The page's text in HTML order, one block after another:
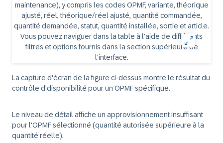
La capture d'écran de la figure ci-dessus montre le résultat du
contrôle d'disponibilité pour un OPMF spécifique.
Le niveau de détail affiche un approvisionnement insuffisant
pour l'OPMF sélectionné (quantité autorisée supérieure à la
quantité réelle).